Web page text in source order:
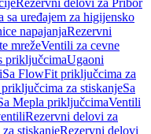
Rezervni delovi za Pribor
uređajem za higijensko
napajanjaRezervni
mrežeVentili za cevne
priključcimaUgaoni
Sa FlowFit priključcima za
za stiskanjeSa
Mepla priključcimaVentili
Rezervni delovi za
stiskanjeRezervni delovi